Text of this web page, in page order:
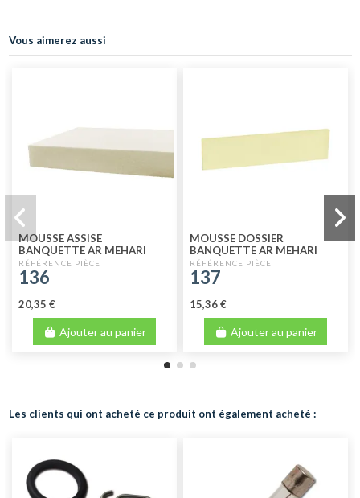
Vous aimerez aussi
MOUSSE ASSISE
BANQUETTE AR MEHARI
136
20,35 €
Ajouter au panier
MOUSSE DOSSIER
BANQUETTE AR MEHARI
137
15,36 €
Ajouter au panier
Les clients qui ont acheté ce produit ont également acheté :